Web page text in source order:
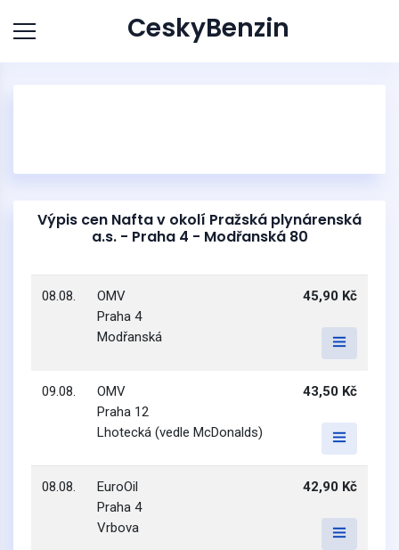
CeskyBenzin
Výpis cen Nafta v okolí Pražská plynárenská
a.s. - Praha 4 - Modřanská 80
08.08.
OMV
Praha 4
Modřanská
45,90 Kč
09.08.
OMV
Praha 12
Lhotecká (vedle McDonalds)
43,50 Kč
08.08.
EuroOil
Praha 4
Vrbova
42,90 Kč